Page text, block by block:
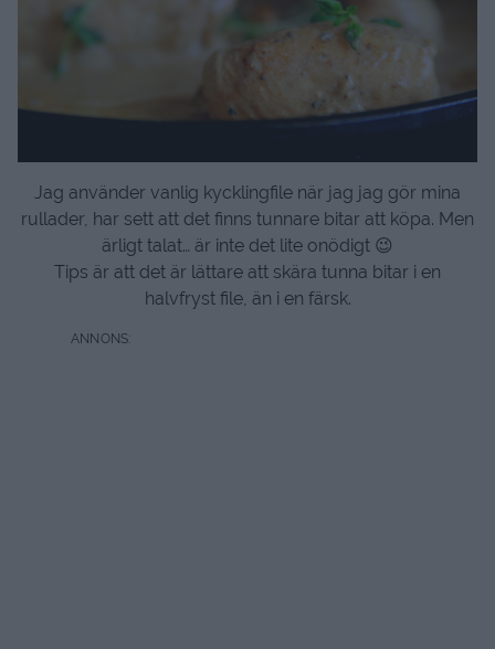
Jag använder vanlig kycklingfile när jag jag gör mina
rullader, har sett att det finns tunnare bitar att köpa. Men
ärligt talat… är inte det lite onödigt 😉
Tips är att det är lättare att skära tunna bitar i en
halvfryst file, än i en färsk.